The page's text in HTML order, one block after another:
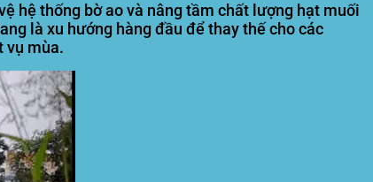
hệ thống bờ ao và nâng tầm chất lượng hạt muối
là xu hướng hàng đầu để thay thế cho các
vụ mùa.